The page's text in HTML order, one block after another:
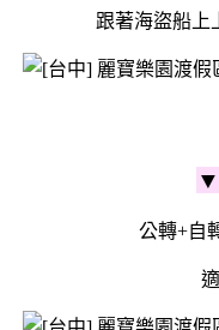
跟著海盜船上
公轉+自